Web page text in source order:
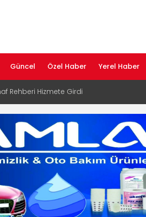
Güncel Özel Haber Yerel Haber
Rehberi Hizmete Girdi
Yayın Hayatına Başladı | Hızlı ve Akıllı
Dijital Devrim: Rota Sepetim
Bölge Müdürü Makam Koltuğunu
Rehberi ile Google ve Yapay Zeka
Öne Çıkın